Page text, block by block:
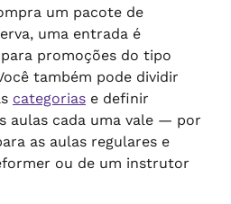
um pacote de
uma entrada é
promoções do tipo
também pode dividir
categorias e definir
aulas cada uma vale — por
as aulas regulares e
ou de um instrutor